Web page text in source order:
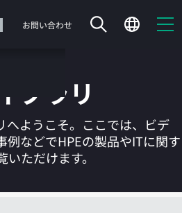
お問い合わせ
は空です
ブラリ
へようこそ。ここでは、ビデ
例などでHPEの製品やITに関す
ただけます。